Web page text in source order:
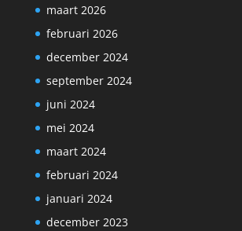
maart 2026
februari 2026
december 2024
september 2024
juni 2024
mei 2024
maart 2024
februari 2024
januari 2024
december 2023